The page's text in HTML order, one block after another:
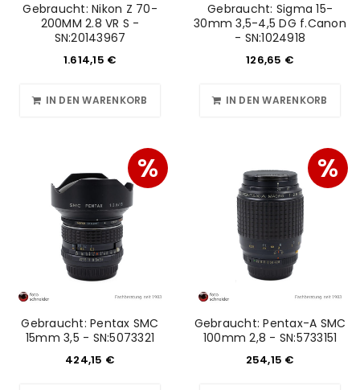
ANMELDEN
Benutzername oder E-Mail-Adresse
Passwort *
Gebraucht: Nikon Z 70-
200MM 2.8 VR S -
SN:20143967
1.614,15 €
IN DEN WARENKORB
Gebraucht: Sigma 15-
30mm 3,5-4,5 DG f.Canon
- SN:1024918
126,65 €
IN DEN WARENKORB
%
Gebraucht: Pentax SMC
15mm 3,5 - SN:5073321
424,15 €
%
Gebraucht: Pentax-A SMC
100mm 2,8 - SN:5733151
254,15 €